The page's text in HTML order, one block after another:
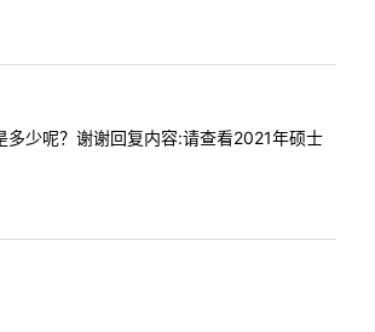
少呢？谢谢回复内容:请查看2021年硕士